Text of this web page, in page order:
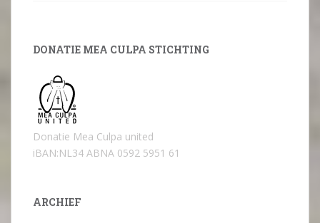
DONATIE MEA CULPA STICHTING
Donatie Mea Culpa united
iBAN:NL34 ABNA 0592 5951 61
ARCHIEF